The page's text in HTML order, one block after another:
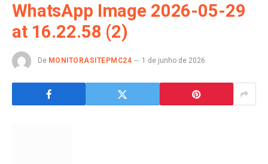
WhatsApp Image 2026-05-29
at 16.22.58 (2)
De MONITORASITEPMC24 1 de junho de 2026